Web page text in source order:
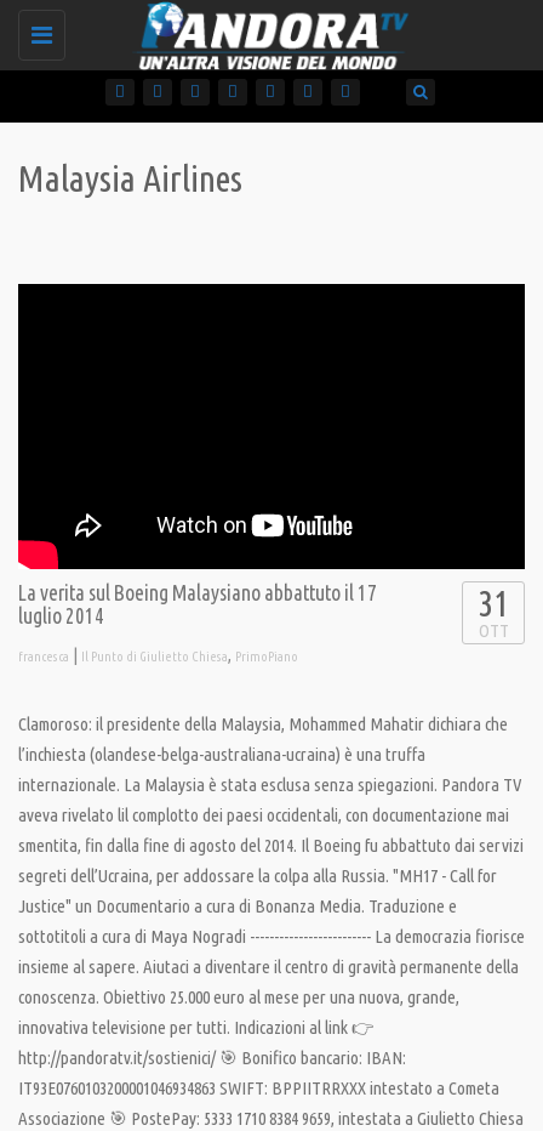
Toggle
Malaysia Airlines
La verita sul Boeing Malaysiano abbattuto il 17
luglio 2014
francesca | Il Punto di Giulietto Chiesa, PrimoPiano
31
OTT
Clamoroso: il presidente della Malaysia, Mohammed Mahatir dichiara che
l’inchiesta (olandese-belga-australiana-ucraina) è una truffa
internazionale. La Malaysia è stata esclusa senza spiegazioni. Pandora TV
aveva rivelato lil complotto dei paesi occidentali, con documentazione mai
smentita, fin dalla fine di agosto del 2014. Il Boeing fu abbattuto dai servizi
segreti dell’Ucraina, per addossare la colpa alla Russia. "MH17 - Call for
Justice" un Documentario a cura di Bonanza Media. Traduzione e
sottotitoli a cura di Maya Nogradi ------------------------- La democrazia fiorisce
insieme al sapere. Aiutaci a diventare il centro di gravità permanente della
conoscenza. Obiettivo 25.000 euro al mese per una nuova, grande,
innovativa televisione per tutti. Indicazioni al link 👉
http://pandoratv.it/sostienici/ 🎯 Bonifico bancario: IBAN:
IT93E0760103200001046934863 SWIFT: BPPIITRRXXX intestato a Cometa
Associazione 🎯 PostePay: 5333 1710 8384 9659, intestata a Giulietto Chiesa